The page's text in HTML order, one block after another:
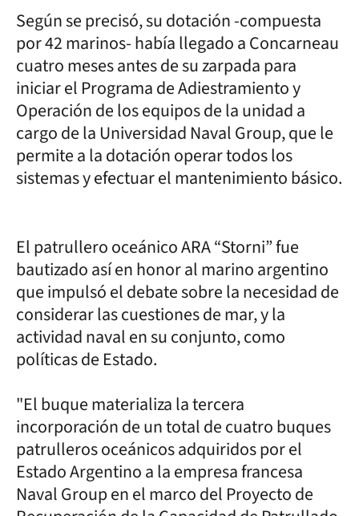
Según se precisó, su dotación -compuesta
por 42 marinos- había llegado a Concarneau
cuatro meses antes de su zarpada para
iniciar el Programa de Adiestramiento y
Operación de los equipos de la unidad a
cargo de la Universidad Naval Group, que le
permite a la dotación operar todos los
sistemas y efectuar el mantenimiento básico.
El patrullero oceánico ARA “Storni” fue
bautizado así en honor al marino argentino
que impulsó el debate sobre la necesidad de
considerar las cuestiones de mar, y la
actividad naval en su conjunto, como
políticas de Estado.
"El buque materializa la tercera
incorporación de un total de cuatro buques
patrulleros oceánicos adquiridos por el
Estado Argentino a la empresa francesa
Naval Group en el marco del Proyecto de